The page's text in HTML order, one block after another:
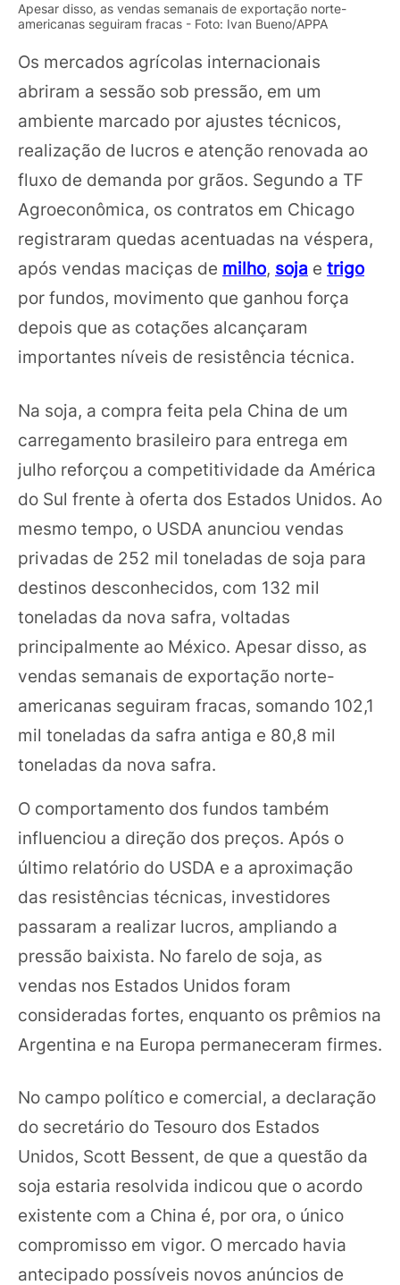
Apesar disso, as vendas semanais de exportação norte-
americanas seguiram fracas - Foto: Ivan Bueno/APPA
Os mercados agrícolas internacionais
abriram a sessão sob pressão, em um
ambiente marcado por ajustes técnicos,
realização de lucros e atenção renovada ao
fluxo de demanda por grãos. Segundo a TF
Agroeconômica, os contratos em Chicago
registraram quedas acentuadas na véspera,
após vendas maciças de milho, soja e trigo
por fundos, movimento que ganhou força
depois que as cotações alcançaram
importantes níveis de resistência técnica.
Na soja, a compra feita pela China de um
carregamento brasileiro para entrega em
julho reforçou a competitividade da América
do Sul frente à oferta dos Estados Unidos. Ao
mesmo tempo, o USDA anunciou vendas
privadas de 252 mil toneladas de soja para
destinos desconhecidos, com 132 mil
toneladas da nova safra, voltadas
principalmente ao México. Apesar disso, as
vendas semanais de exportação norte-
americanas seguiram fracas, somando 102,1
mil toneladas da safra antiga e 80,8 mil
toneladas da nova safra.
O comportamento dos fundos também
influenciou a direção dos preços. Após o
último relatório do USDA e a aproximação
das resistências técnicas, investidores
passaram a realizar lucros, ampliando a
pressão baixista. No farelo de soja, as
vendas nos Estados Unidos foram
consideradas fortes, enquanto os prêmios na
Argentina e na Europa permaneceram firmes.
No campo político e comercial, a declaração
do secretário do Tesouro dos Estados
Unidos, Scott Bessent, de que a questão da
soja estaria resolvida indicou que o acordo
existente com a China é, por ora, o único
compromisso em vigor. O mercado havia
antecipado possíveis novos anúncios de